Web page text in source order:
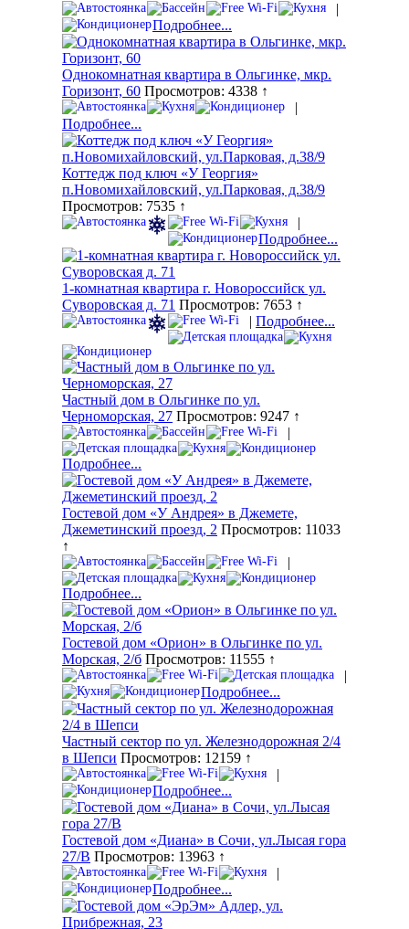
|
Подробнее...
Однокомнатная квартира в Ольгинке, мкр.
Горизонт, 60 Просмотров: 4338 ↑
|
Подробнее...
Коттедж под ключ «У Георгия»
п.Новомихайловский, ул.Парковая, д.38/9
Просмотров: 7535 ↑
|
Подробнее...
1-комнатная квартира г. Новороссийск ул.
Суворовская д. 71 Просмотров: 7653 ↑
| Подробнее...
Частный дом в Ольгинке по ул.
Черноморская, 27 Просмотров: 9247 ↑
|
Подробнее...
Гостевой дом «У Андрея» в Джемете,
Джеметинский проезд, 2 Просмотров: 11033
↑
|
Подробнее...
Гостевой дом «Орион» в Ольгинке по ул.
Морская, 2/б Просмотров: 11555 ↑
|
Подробнее...
Частный сектор по ул. Железнодорожная 2/4
в Шепси Просмотров: 12159 ↑
|
Подробнее...
Гостевой дом «Диана» в Сочи, ул.Лысая гора
27/В Просмотров: 13963 ↑
|
Подробнее...